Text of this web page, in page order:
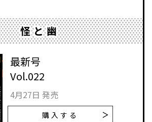
怪と幽
最新号
Vol.022
4月27日 発売
購入する